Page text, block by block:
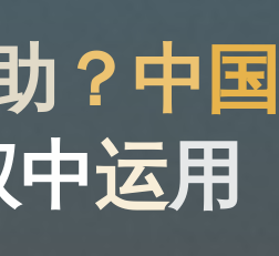
？ 中国
中运
运用